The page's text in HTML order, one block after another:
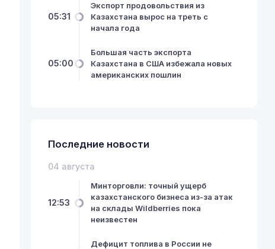
05:31
Экспорт продовольствия из
Казахстана вырос на треть с
начала года
05:00
Большая часть экспорта
Казахстана в США избежала новых
американских пошлин
Последние новости
04 августа
12:53
Минторговли: точный ущерб
казахстанского бизнеса из-за атак
на склады Wildberries пока
неизвестен
Дефицит топлива в России не